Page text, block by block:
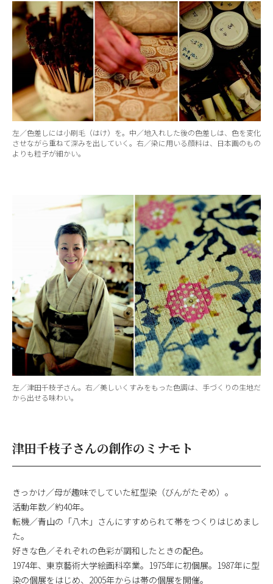
左／色差しには小刷毛（はけ）を。中／地入れした後の色差しは、色を変化
させながら重ねて深みを出していく。右／染に用いる顔料は、日本画のもの
よりも粒子が細かい。
左／津田千枝子さん。右／美しいくすみをもった色調は、手づくりの生地だ
から出せる味わい。
津田千枝子さんの創作のミナモト
きっかけ／母が趣味でしていた紅型染（びんがたぞめ）。
活動年数／約40年。
転機／青山の「八木」さんにすすめられて帯をつくりはじめまし
た。
好きな色／それぞれの色彩が調和したときの配色。
1974年、東京藝術大学絵画科卒業。1975年に初個展。1987年に型
染の個展をはじめ、2005年からは帯の個展を開催。